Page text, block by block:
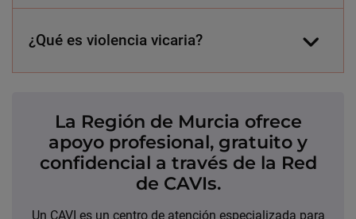
¿Qué es violencia vicaria?
La Región de Murcia ofrece
apoyo profesional, gratuito y
confidencial a través de la Red
de CAVIs.
Un CAVI es un centro de atención especializada para